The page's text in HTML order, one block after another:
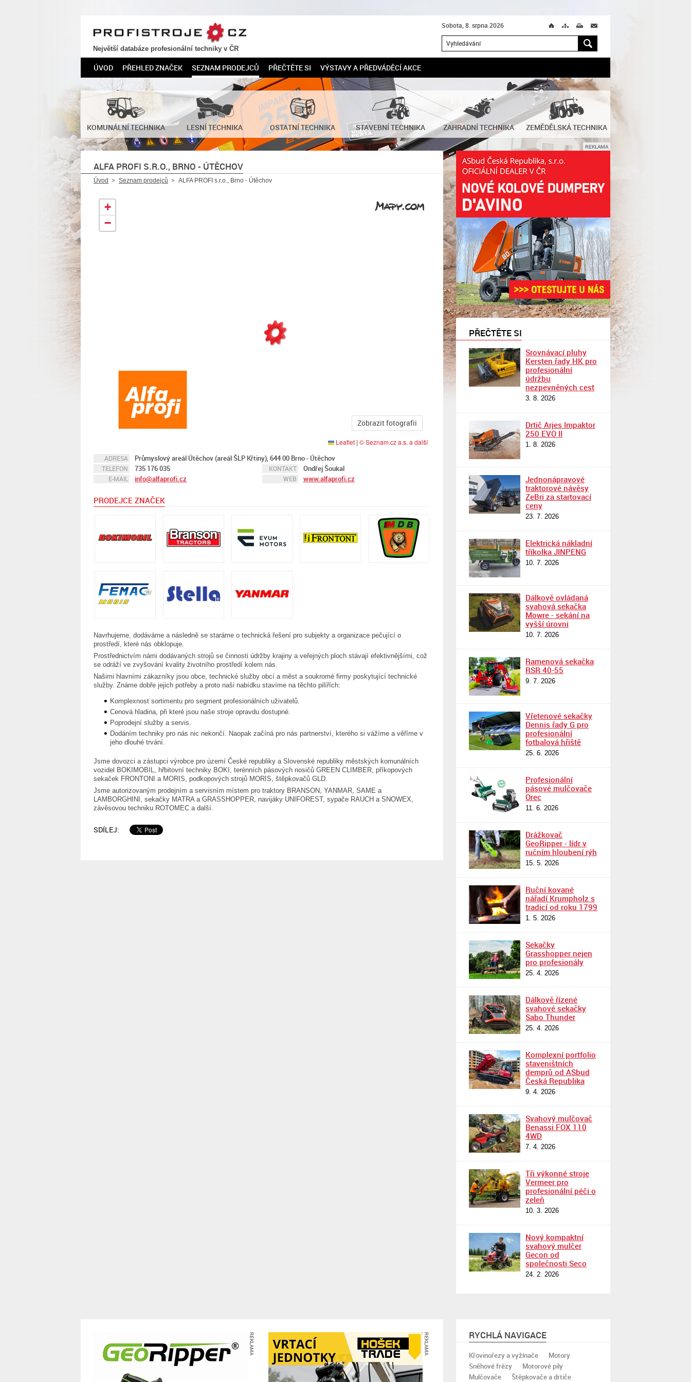
PROFISTROJE.CZ
Největší databáze profesionální techniky v ČR
Sobota, 8. srpna 2026 Ú M T M
H
ÚVOD PŘEHLED ZNAČEK SEZNAM PRODEJCŮ PŘEČTĚTE SI VÝSTAVY A PŘEDVÁDĚCÍ AKCE
KOMUNÁLNÍ TECHNIKA LESNÍ TECHNIKA OSTATNÍ TECHNIKA STAVEBNÍ TECHNIKA ZAHRADNÍ TECHNIKA ZEMĚDĚLSKÁ TECHNIKA
ALFA PROFI S.R.O., BRNO - ÚTĚCHOV
Úvod Seznam prodejců ALFA PROFI s.r.o., Brno - Útěchov
+
−
Leaflet | © Seznam.cz a.s. a další
Zobrazit fotografii
ADRESA Průmyslový areál Útěchov (areál ŠLP Křtiny), 644 00 Brno - Útěchov
TELEFON 735 176 035 KONTAKT Ondřej Šoukal
E-MAIL info@alfaprofi.cz WEB www.alfaprofi.cz
PRODEJCE ZNAČEK
Navrhujeme, dodáváme a následně se staráme o technická řešení pro subjekty a organizace pečující o
prostředí, které nás obklopuje.
Prostřednictvím námi dodávaných strojů se činnosti údržby krajiny a veřejných ploch stávají efektivnějšími, což
se odráží ve zvyšování kvality životního prostředí kolem nás.
Našimi hlavními zákazníky jsou obce, technické služby obcí a měst a soukromé firmy poskytující technické
služby. Známe dobře jejich potřeby a proto naši nabídku stavíme na těchto pilířích:
Komplexnost sortimentu pro segment profesionálních uživatelů.
Cenová hladina, při které jsou naše stroje opravdu dostupné.
Poprodejní služby a servis.
Dodáním techniky pro nás nic nekončí. Naopak začíná pro nás partnerství, kterého si vážíme a věříme v
jeho dlouhé trvání.
Jsme dovozci a zástupci výrobce pro území České republiky a Slovenské republiky městských komunálních
vozidel BOKIMOBIL, hřbitovní techniky BOKI, terénních pásových nosičů GREEN CLIMBER, příkopových
sekaček FRONTONI a MORIS, podkopových strojů MORIS, štěpkovačů GLD.
Jsme autorizovaným prodejním a servisním místem pro traktory BRANSON, YANMAR, SAME a
LAMBORGHINI, sekačky MATRA a GRASSHOPPER, navijáky UNIFOREST, sypače RAUCH a SNOWEX,
závěsovou techniku ROTOMEC a další.
SDÍLEJ:
REKLAMA
PŘEČTĚTE SI
Srovnávací pluhy
Kersten řady HK pro
profesionální
údržbu
nezpevněných cest
3. 8. 2026
Drtič Arjes Impaktor
250 EVO II
1. 8. 2026
Jednonápravové
traktorové návěsy
ZeBri za startovací
ceny
23. 7. 2026
Elektrická nákladní
tříkolka JINPENG
10. 7. 2026
Dálkově ovládaná
svahová sekačka
Mowre - sekání na
vyšší úrovni
10. 7. 2026
Ramenová sekačka
RSR 40-55
9. 7. 2026
Vřetenové sekačky
Dennis řady G pro
profesionální
fotbalová hřiště
25. 6. 2026
Profesionální
pásové mulčovače
Orec
11. 6. 2026
Drážkovač
GeoRipper - lídr v
ručním hloubení rýh
15. 5. 2026
Ruční kované
nářadí Krumpholz s
tradicí od roku 1799
1. 5. 2026
Sekačky
Grasshopper nejen
pro profesionály
25. 4. 2026
Dálkově řízené
svahové sekačky
Sabo Thunder
25. 4. 2026
Komplexní portfolio
staveništních
demprů od ASbud
Česká Republika
9. 4. 2026
Svahový mulčovač
Benassi FOX 110
4WD
7. 4. 2026
Tři výkonné stroje
Vermeer pro
profesionální péči o
zeleň
10. 3. 2026
Nový kompaktní
svahový mulčer
Gecon od
společnosti Seco
24. 2. 2026
REKLAMA REKLAMA RYCHLÁ NAVIGACE
Křovinořezy a vyžínače
Motory
Sněhové frézy
Motorové pily
Mulčovače
Štěpkovače a drtiče